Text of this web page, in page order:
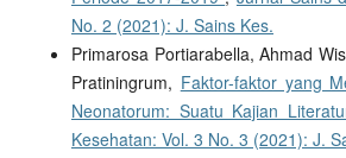
No. 2 (2021): J. Sains Kes.
Primarosa Portiarabella, Ahmad
Pratiningrum, Faktor-faktor yang
Neonatorum: Suatu Kajian
Kesehatan: Vol. 3 No. 3 (2021): J.